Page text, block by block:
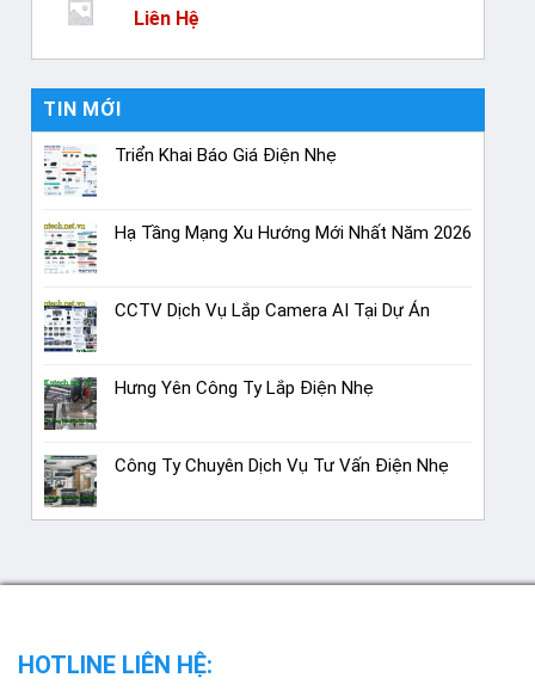
Liên Hệ
TIN MỚI
Triển Khai Báo Giá Điện Nhẹ
Hạ Tầng Mạng Xu Hướng Mới Nhất Năm 2026
CCTV Dịch Vụ Lắp Camera AI Tại Dự Án
Hưng Yên Công Ty Lắp Điện Nhẹ
Công Ty Chuyên Dịch Vụ Tư Vấn Điện Nhẹ
HOTLINE LIÊN HỆ: